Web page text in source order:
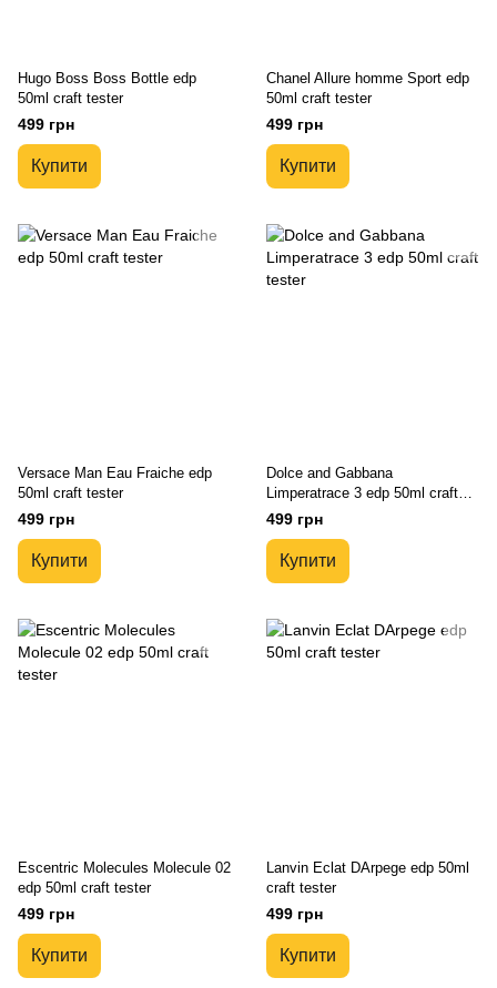
Hugo Boss Boss Bottle edp
50ml craft tester
499 грн
Купити
Chanel Allure homme Sport edp
50ml craft tester
499 грн
Купити
Versace Man Eau Fraiche edp
50ml craft tester
499 грн
Купити
Dolce and Gabbana
Limperatrace 3 edp 50ml craft
tester
499 грн
Купити
Escentric Molecules Molecule 02
edp 50ml craft tester
499 грн
Купити
Lanvin Eclat DArpege edp 50ml
craft tester
499 грн
Купити